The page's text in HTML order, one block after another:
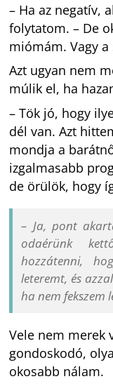
– Ha az negatív,
folytatom. – De
miómám. Vagy a
Azt ugyan nem
múlik el, ha
– Tök jó, hogy
dél van. Azt
mondja a
izgalmasabb
de örülök, hogy
– Ja, pont
odaérünk
hozzátenni,
leteremt, és
ha nem fekszem
Vele nem merek
gondoskodó,
okosabb nálam.